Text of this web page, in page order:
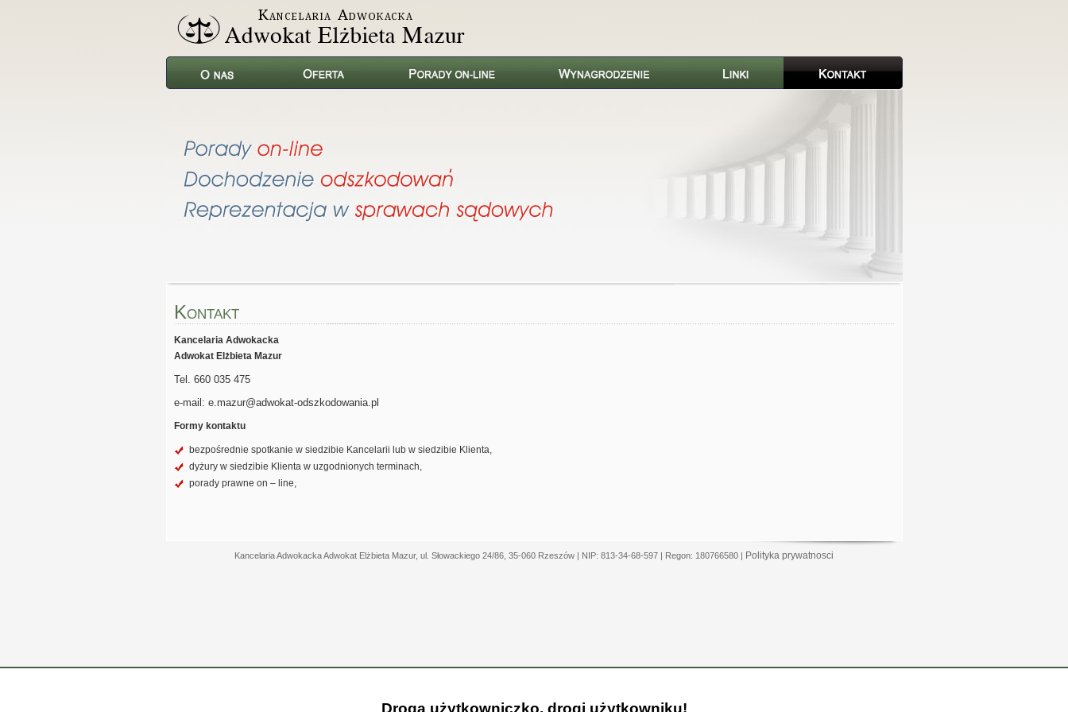
KONTAKT
Kancelaria Adwokacka
Adwokat Elżbieta Mazur
Tel. 660 035 475
e-mail: e.mazur@adwokat-odszkodowania.pl
Formy kontaktu
bezpośrednie spotkanie w siedzibie Kancelarii lub w siedzibie Klienta,
dyżury w siedzibie Klienta w uzgodnionych terminach,
porady prawne on – line,
Kancelaria Adwokacka Adwokat Elżbieta Mazur, ul. Słowackiego 24/86, 35-060 Rzeszów | NIP: 813-34-68-597 | Regon: 180766580 | Polityka prywatnosci
Droga użytkowniczko, drogi użytkowniku!